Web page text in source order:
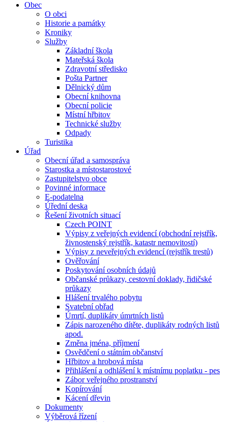
Obec
O obci
Historie a památky
Kroniky
Služby
Základní škola
Mateřská škola
Zdravotní středisko
Pošta Partner
Dělnický dům
Obecní knihovna
Obecní policie
Místní hřbitov
Technické služby
Odpady
Turistika
Úřad
Obecní úřad a samospráva
Starostka a místostarostové
Zastupitelstvo obce
Povinné informace
E-podatelna
Úřední deska
Řešení životních situací
Czech POINT
Výpisy z veřejných evidencí (obchodní rejstřík,
živnostenský rejstřík, katastr nemovitostí)
Výpisy z neveřejných evidencí (rejstřík trestů)
Ověřování
Poskytování osobních údajů
Občanské průkazy, cestovní doklady, řidičské
průkazy
Hlášení trvalého pobytu
Svatební obřad
Úmrtí, duplikáty úmrtních listů
Zápis narozeného dítěte, duplikáty rodných listů
apod.
Změna jména, příjmení
Osvědčení o státním občanství
Hřbitov a hrobová místa
Přihlášení a odhlášení k místnímu poplatku - pes
Zábor veřejného prostranství
Kopírování
Kácení dřevin
Dokumenty
Výběrová řízení